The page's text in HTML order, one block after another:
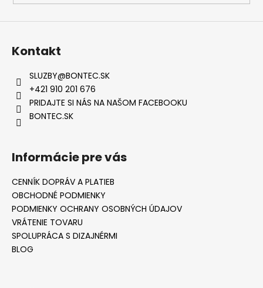
Kontakt
SLUZBY@BONTEC.SK
+421 910 201 676
PRIDAJTE SI NÁS NA NAŠOM FACEBOOKU
BONTEC.SK
Informácie pre vás
CENNÍK DOPRÁV A PLATIEB
OBCHODNÉ PODMIENKY
PODMIENKY OCHRANY OSOBNÝCH ÚDAJOV
VRÁTENIE TOVARU
SPOLUPRÁCA S DIZAJNÉRMI
BLOG